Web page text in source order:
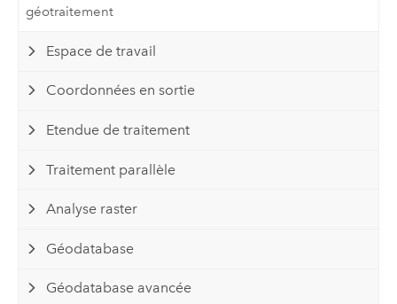
géotraitement
Espace de travail
Coordonnées en sortie
Etendue de traitement
Traitement parallèle
Analyse raster
Géodatabase
Géodatabase avancée